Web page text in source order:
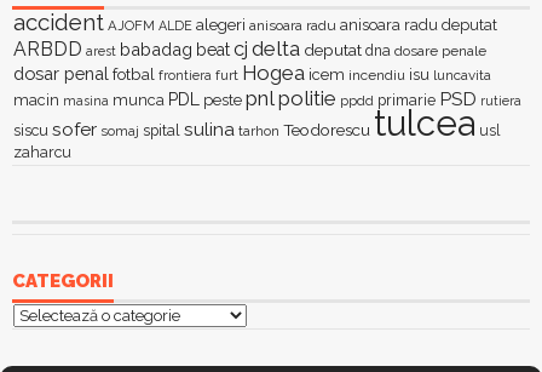
accident AJOFM ALDE alegeri anisoara radu anisoara radu deputat
ARBDD arest babadag beatcj delta deputat dna dosare penale
dosar penal fotbal frontiera furt Hogea icem incendiu isu luncavita
macin masina munca PDL peste pnlpolitie ppdd primarie PSD rutiera
siscu sofer somaj spital sulina tarhon Teodorescu tulcea usl
zaharcu
CATEGORII
Categorii